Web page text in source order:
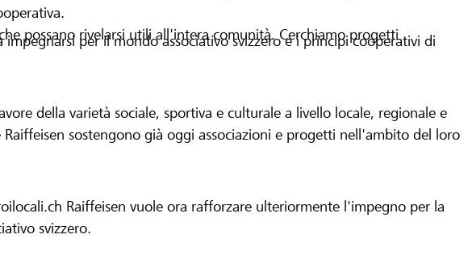
possano rivelarsi utili all'intera comunità. Cerchiamo progetti
impegnarsi per il mondo associativo svizzero e i principi cooperativi di
della varietà sociale, sportiva e culturale a livello locale, regionale e
sostengono già oggi associazioni e progetti nell'ambito del loro
Raiffeisen vuole ora rafforzare ulteriormente l'impegno per la
svizzero.